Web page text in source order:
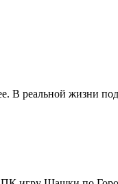
В реальной жизни